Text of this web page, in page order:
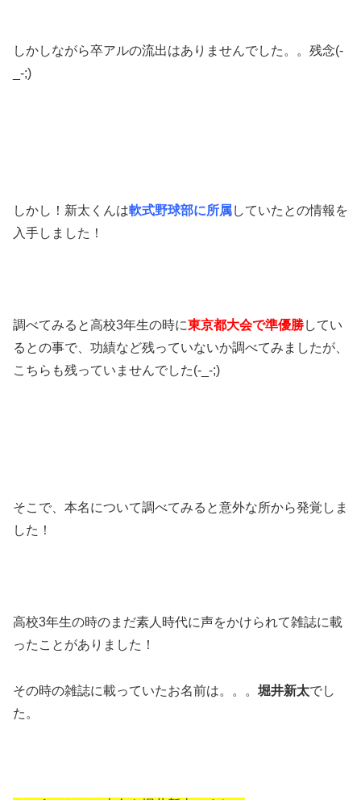
しかしながら卒アルの流出はありませんでした。。残念(-
_-;)
しかし！新太くんは軟式野球部に所属していたとの情報を
入手しました！
調べてみると高校3年生の時に東京都大会で準優勝してい
るとの事で、功績など残っていないか調べてみましたが、
こちらも残っていませんでした(-_-;)
そこで、本名について調べてみると意外な所から発覚しま
した！
高校3年生の時のまだ素人時代に声をかけられて雑誌に載
ったことがありました！
その時の雑誌に載っていたお名前は。。。 堀井新太でし
た。